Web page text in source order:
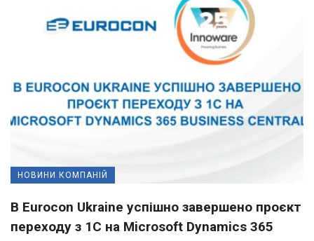
НОВИНИ КОМПАНІЙ
В Eurocon Ukraine успішно завершено проєкт
переходу з 1С на Microsoft Dynamics 365